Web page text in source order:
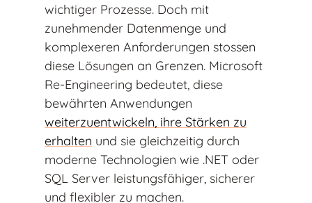
wichtiger Prozesse. Doch mit
zunehmender Datenmenge und
komplexeren Anforderungen stossen
diese Lösungen an Grenzen. Microsoft
Re-Engineering bedeutet, diese
bewährten Anwendungen
weiterzuentwickeln, ihre Stärken zu
erhalten und sie gleichzeitig durch
moderne Technologien wie .NET oder
SQL Server leistungsfähiger, sicherer
und flexibler zu machen.